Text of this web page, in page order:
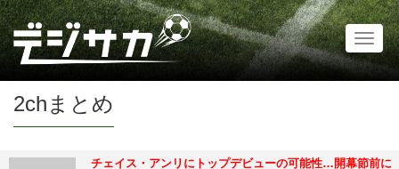
2chまとめ
チェイス・アンリにトップデビューの可能性…開幕節前に